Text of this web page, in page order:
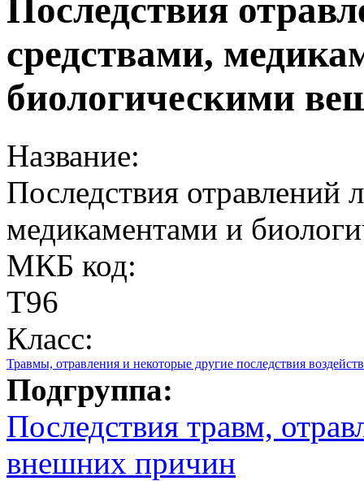
Последствия
средствами,
биологическими
Название:
Последствия отравлений
медикаментами и
МКБ код:
T96
Класс:
Травмы, отравления и некоторые другие последствия
Подгруппа:
Последствия травм,
внешних причин